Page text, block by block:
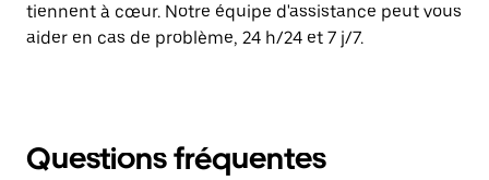
tiennent à cœur. Notre équipe d'assistance peut vous
aider en cas de problème, 24 h/24 et 7 j/7.
Questions fréquentes